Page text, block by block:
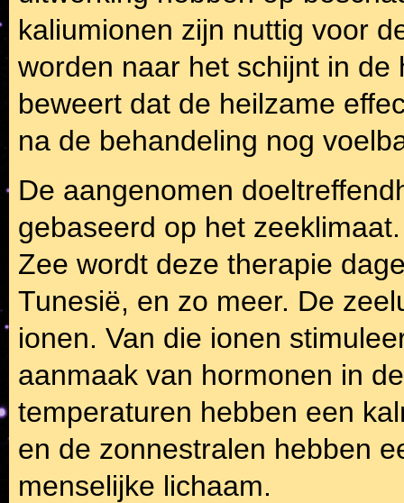
kaliumionen zijn nuttig voor
worden naar het schijnt in
beweert dat de heilzame
na de behandeling nog
De aangenomen
gebaseerd op het
Zee wordt deze therapie
Tunesië, en zo meer. De
ionen. Van die ionen
aanmaak van hormonen in
temperaturen hebben een
en de zonnestralen hebben
menselijke lichaam.